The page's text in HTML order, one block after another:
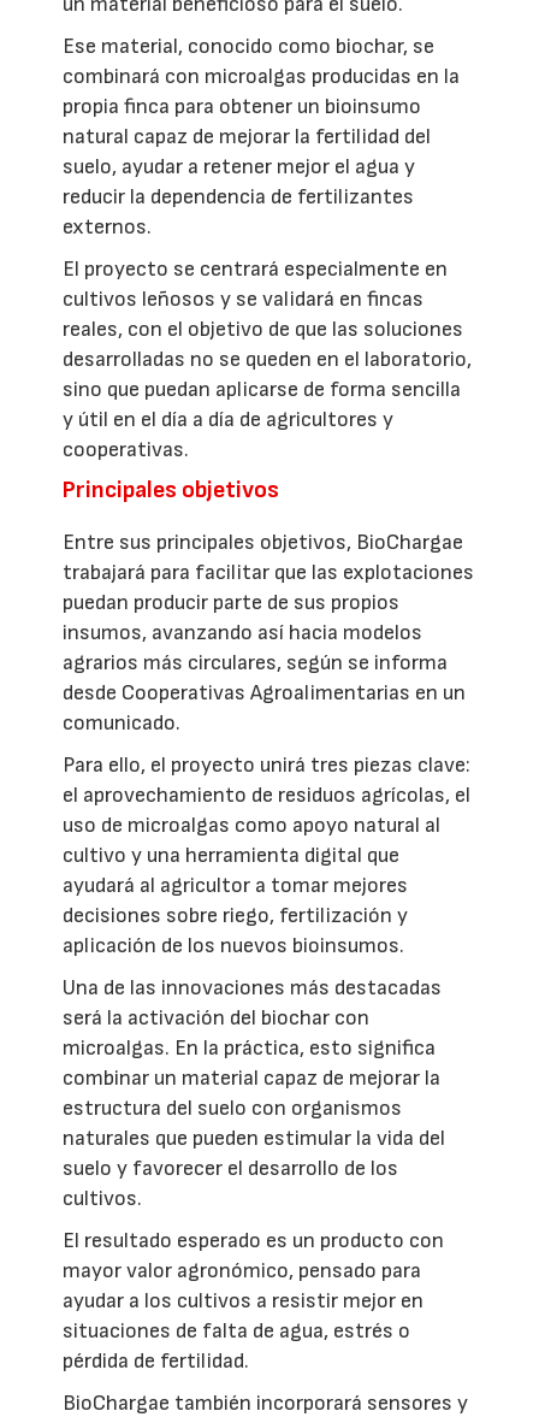
Ese material, conocido como biochar, se
combinará con microalgas producidas en la
propia finca para obtener un bioinsumo
natural capaz de mejorar la fertilidad del
suelo, ayudar a retener mejor el agua y
reducir la dependencia de fertilizantes
externos.
El proyecto se centrará especialmente en
cultivos leñosos y se validará en fincas
reales, con el objetivo de que las soluciones
desarrolladas no se queden en el laboratorio,
sino que puedan aplicarse de forma sencilla
y útil en el día a día de agricultores y
cooperativas.
Principales objetivos
Entre sus principales objetivos, BioChargae
trabajará para facilitar que las explotaciones
puedan producir parte de sus propios
insumos, avanzando así hacia modelos
agrarios más circulares, según se informa
desde Cooperativas Agroalimentarias en un
comunicado.
Para ello, el proyecto unirá tres piezas clave:
el aprovechamiento de residuos agrícolas, el
uso de microalgas como apoyo natural al
cultivo y una herramienta digital que
ayudará al agricultor a tomar mejores
decisiones sobre riego, fertilización y
aplicación de los nuevos bioinsumos.
Una de las innovaciones más destacadas
será la activación del biochar con
microalgas. En la práctica, esto significa
combinar un material capaz de mejorar la
estructura del suelo con organismos
naturales que pueden estimular la vida del
suelo y favorecer el desarrollo de los
cultivos.
El resultado esperado es un producto con
mayor valor agronómico, pensado para
ayudar a los cultivos a resistir mejor en
situaciones de falta de agua, estrés o
pérdida de fertilidad.
BioChargae también incorporará sensores y